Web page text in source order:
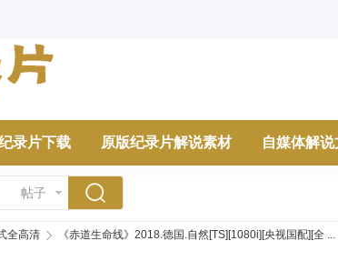
录片下载 原版纪录片解说素材 自媒体解
帖子
全高清 《赤道生命线》2018.德国.自然[TS][1080i][央视国配][全 ...